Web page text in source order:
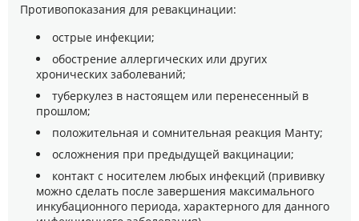
Противопоказания для ревакцинации:
острые инфекции;
обострение аллергических или других
хронических заболеваний;
туберкулез в настоящем или перенесенный в
прошлом;
положительная и сомнительная реакция Манту;
осложнения при предыдущей вакцинации;
контакт с носителем любых инфекций (прививку
можно сделать после завершения максимального
инкубационного периода, характерного для данного